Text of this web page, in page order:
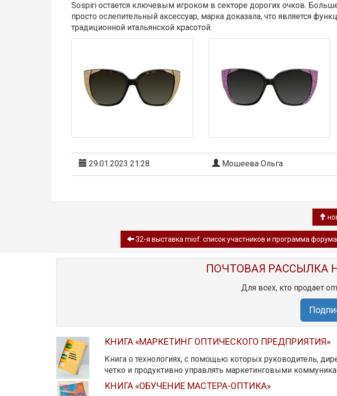
Sospiri остается ключевым игроком в секторе дорогих очков.
просто ослепительный аксессуар, марка доказала, что является
традиционной итальянской красотой.
29.01.2023 21:28 Мошеева Ольга
32-я выставка miof: список участников и программа форума
ПОЧТОВАЯ РАССЫЛКА
Для всех, кто продает
КНИГА «МАРКЕТИНГ ОПТИЧЕСКОГО ПРЕДПРИЯТИЯ»
Книга о технологиях, с помощью которых руководитель,
четко и продуктивно управлять маркетинговыми
КНИГА «ОБУЧЕНИЕ МАСТЕРА-ОПТИКА»